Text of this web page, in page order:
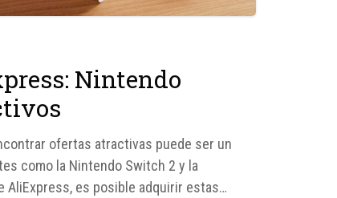
Nintendo
ofertas atractivas puede ser un
como la Nintendo Switch 2 y la
AliExpress, es posible adquirir estas